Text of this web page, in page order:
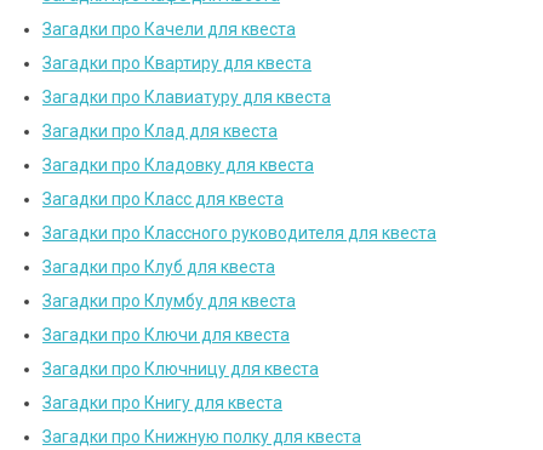
Загадки про Качели для квеста
Загадки про Квартиру для квеста
Загадки про Клавиатуру для квеста
Загадки про Клад для квеста
Загадки про Кладовку для квеста
Загадки про Класс для квеста
Загадки про Классного руководителя для квеста
Загадки про Клуб для квеста
Загадки про Клумбу для квеста
Загадки про Ключи для квеста
Загадки про Ключницу для квеста
Загадки про Книгу для квеста
Загадки про Книжную полку для квеста